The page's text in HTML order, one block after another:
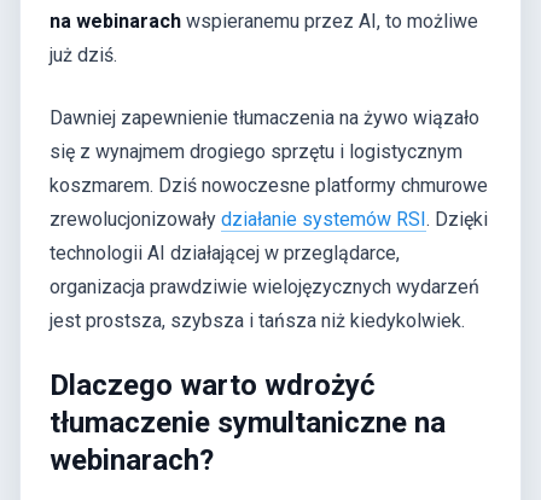
na webinarach wspieranemu przez AI, to możliwe
już dziś.
Dawniej zapewnienie tłumaczenia na żywo wiązało
się z wynajmem drogiego sprzętu i logistycznym
koszmarem. Dziś nowoczesne platformy chmurowe
zrewolucjonizowały działanie systemów RSI. Dzięki
technologii AI działającej w przeglądarce,
organizacja prawdziwie wielojęzycznych wydarzeń
jest prostsza, szybsza i tańsza niż kiedykolwiek.
Dlaczego warto wdrożyć
tłumaczenie symultaniczne na
webinarach?